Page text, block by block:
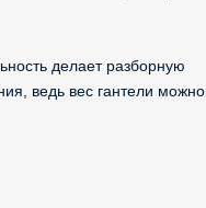
делает разборную
ведь вес гантели можно